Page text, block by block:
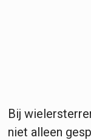
Bij
niet alleen